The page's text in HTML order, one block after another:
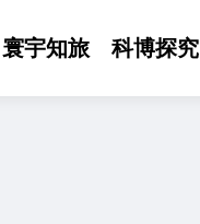
寰宇知旅 科博探究